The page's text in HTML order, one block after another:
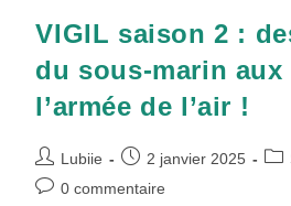
VIGIL saison 2 :
du sous-marin aux
l’armée de l’air !
Auteur/autrice
de
Lubiie
Publication
publiée :
2 janvier 2025
Commentaires
0 commentaire